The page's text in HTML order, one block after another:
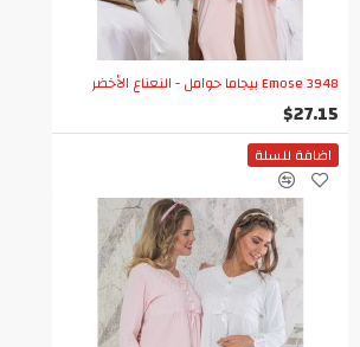
Emose 3948 بيجاما حوامل - النعناع الأخضر
$27.15
اضافة للسلة